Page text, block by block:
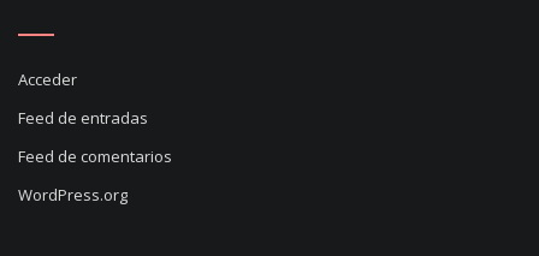
Acceder
Feed de entradas
Feed de comentarios
WordPress.org